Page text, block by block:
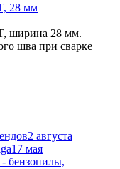
28 мм
ширина 28 мм.
шва при сварке
2 августа
17 мая
бензопилы,